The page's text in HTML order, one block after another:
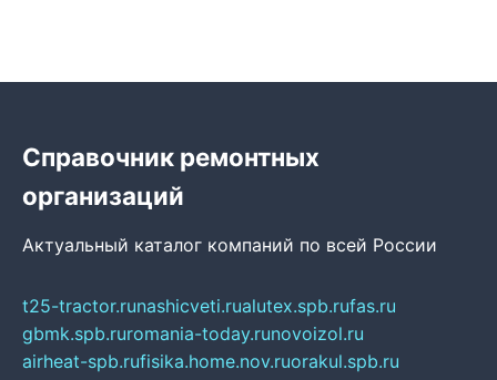
Справочник ремонтных
организаций
Актуальный каталог компаний по всей России
t25-tractor.runashicveti.rualutex.spb.rufas.ru
gbmk.spb.ruromania-today.runovoizol.ru
airheat-spb.rufisika.home.nov.ruorakul.spb.ru